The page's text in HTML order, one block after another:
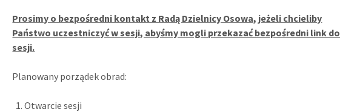
Prosimy o bezpośredni kontakt z Radą Dzielnicy Osowa, jeżeli chcieliby
Państwo uczestniczyć w sesji, abyśmy mogli przekazać bezpośredni link do
sesji.
Planowany porządek obrad:
Otwarcie sesji